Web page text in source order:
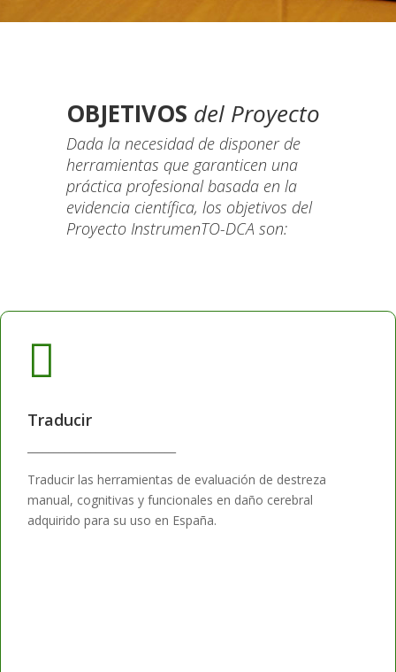
OBJETIVOS del Proyecto
Dada la necesidad de disponer de
herramientas que garanticen una
práctica profesional basada en la
evidencia científica, los objetivos del
Proyecto InstrumenTO-DCA son:

Traducir
Traducir las herramientas de evaluación de destreza
manual, cognitivas y funcionales en daño cerebral
adquirido para su uso en España.